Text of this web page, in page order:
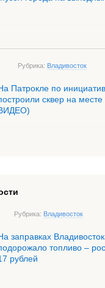
Рубрика: Владивосток
Патрокле по
сквер на
Рубрика: Владивосток
заправках
топливо –
рублей